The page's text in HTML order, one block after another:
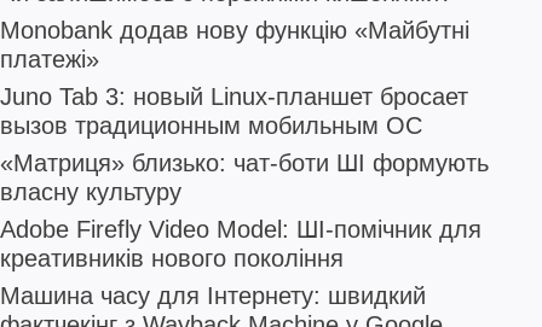
Monobank додав нову функцію «Майбутні
платежі»
Juno Tab 3: новый Linux-планшет бросает
вызов традиционным мобильным ОС
«Матриця» близько: чат-боти ШІ формують
власну культуру
Adobe Firefly Video Model: ШІ-помічник для
креативників нового покоління
Машина часу для Інтернету: швидкий